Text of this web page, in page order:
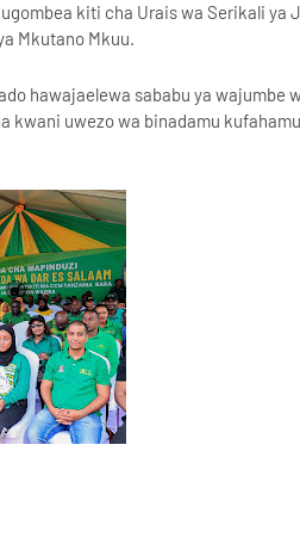
kiti cha Urais wa Serikali ya
Mkutano Mkuu.
hawajaelewa sababu ya wajumbe
kwani uwezo wa binadamu